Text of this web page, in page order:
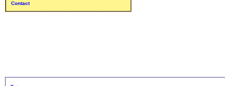
Contact